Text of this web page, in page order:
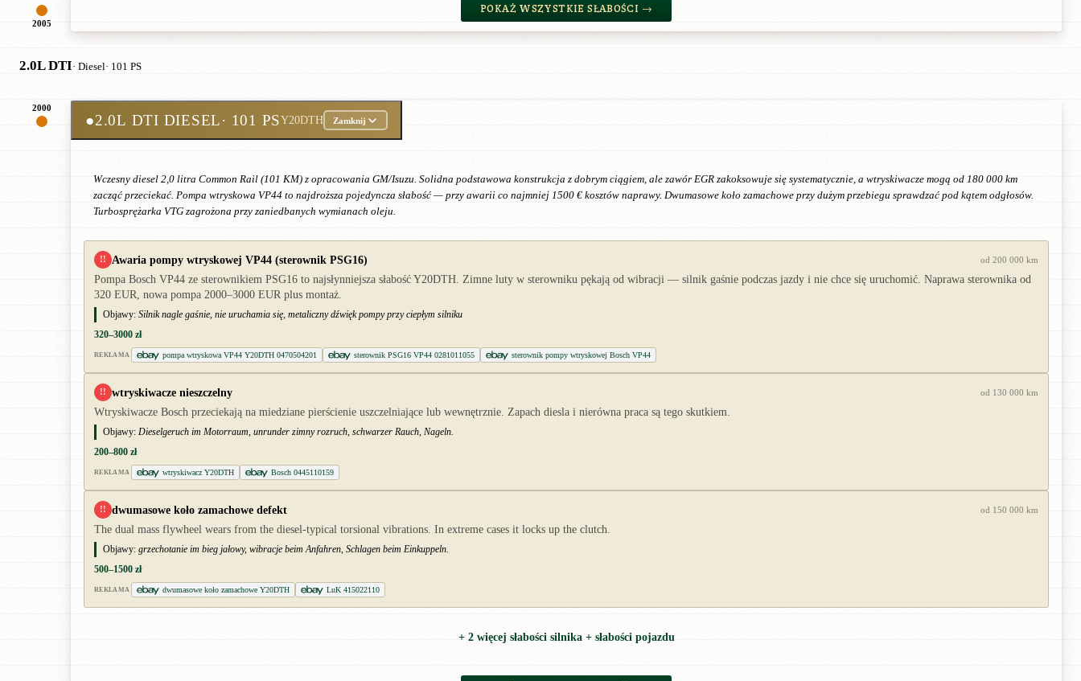
2005
POKAŻ WSZYSTKIE SŁABOŚCI →
2.0L DTI· Diesel· 101 PS
2000
●2.0L DTI DIESEL· 101 PSY20DTH Zamknij
Wczesny diesel 2,0 litra Common Rail (101 KM) z opracowania GM/Isuzu. Solidna podstawowa konstrukcja z dobrym ciągiem, ale zawór EGR zakoksowuje się systematycznie, a wtryskiwacze mogą od 180 000 km
zacząć przeciekać. Pompa wtryskowa VP44 to najdroższa pojedyncza słabość — przy awarii co najmniej 1500 € kosztów naprawy. Dwumasowe koło zamachowe przy dużym przebiegu sprawdzać pod kątem odgłosów.
Turbosprężarka VTG zagrożona przy zaniedbanych wymianach oleju.
!! Awaria pompy wtryskowej VP44 (sterownik PSG16) od 200 000 km
Pompa Bosch VP44 ze sterownikiem PSG16 to najsłynniejsza słabość Y20DTH. Zimne luty w sterowniku pękają od wibracji — silnik gaśnie podczas jazdy i nie chce się uruchomić. Naprawa sterownika od
320 EUR, nowa pompa 2000–3000 EUR plus montaż.
Objawy: Silnik nagle gaśnie, nie uruchamia się, metaliczny dźwięk pompy przy ciepłym silniku
320–3000 zł
REKLAMA pompa wtryskowa VP44 Y20DTH 0470504201 sterownik PSG16 VP44 0281011055 sterownik pompy wtryskowej Bosch VP44
!! wtryskiwacze nieszczelny od 130 000 km
Wtryskiwacze Bosch przeciekają na miedziane pierścienie uszczelniające lub wewnętrznie. Zapach diesla i nierówna praca są tego skutkiem.
Objawy: Dieselgeruch im Motorraum, unrunder zimny rozruch, schwarzer Rauch, Nageln.
200–800 zł
REKLAMA wtryskiwacz Y20DTH Bosch 0445110159
!! dwumasowe koło zamachowe defekt od 150 000 km
The dual mass flywheel wears from the diesel-typical torsional vibrations. In extreme cases it locks up the clutch.
Objawy: grzechotanie im bieg jałowy, wibracje beim Anfahren, Schlagen beim Einkuppeln.
500–1500 zł
REKLAMA dwumasowe koło zamachowe Y20DTH LuK 415022110
+ 2 więcej słabości silnika + słabości pojazdu